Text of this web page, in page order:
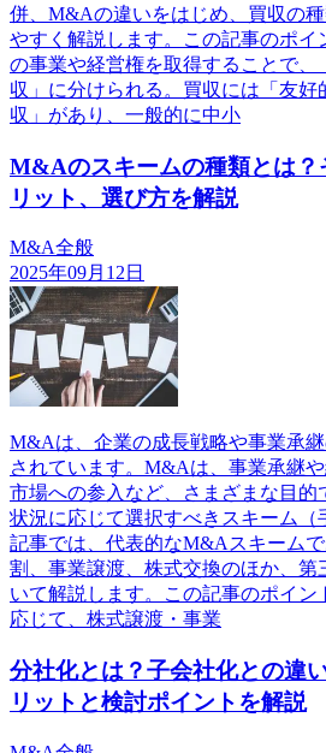
併、M&Aの違いをはじめ、買収の
やすく解説します。この記事のポイ
の事業や経営権を取得することで、
収」に分けられる。買収には「友好
収」があり、一般的に中小
M&Aのスキームの種類とは？
リット、選び方を解説
M&A全般
2025年09月12日
M&Aは、企業の成長戦略や事業承
されています。M&Aは、事業承継
市場への参入など、さまざまな目的
状況に応じて選択すべきスキーム（
記事では、代表的なM&Aスキーム
割、事業譲渡、株式交換のほか、第
いて解説します。この記事のポイ
応じて、株式譲渡・事業
分社化とは？子会社化との違
リットと検討ポイントを解説